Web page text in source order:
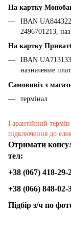
На картку
IBAN
2496701213,
На картку
IBAN
назначение
Самовивіз з
термінал
Гарантійний термін
підключення до
Отримати
тел:
+38 (067) 418-29-
+38 (066) 848-02-
Підбір з/ч по